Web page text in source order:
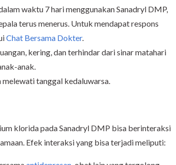
waktu 7 hari menggunakan Sanadryl DMP,
terus menerus. Untuk mendapat respons
Chat Bersama Dokter.
kering, dan terhindar dari sinar matahari
anak.
melewati tanggal kedaluwarsa.
klorida pada Sanadryl DMP bisa berinteraksi
Efek interaksi yang bisa terjadi meliputi: